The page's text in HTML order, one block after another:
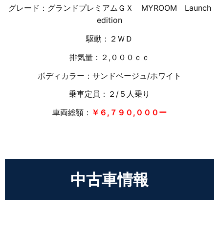
グレード：グランドプレミアムＧＸ MYROOM Launch
edition
駆動：２ＷＤ
排気量：２,０００ｃｃ
ボディカラー：サンドベージュ/ホワイト
乗車定員：２/５人乗り
車両総額： ￥６,７９０,０００ ー
中古車情報